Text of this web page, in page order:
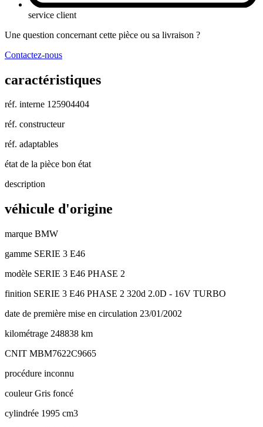
service client
Une question concernant cette pièce ou sa livraison ?
Contactez-nous
caractéristiques
réf. interne 125904404
réf. constructeur
réf. adaptables
état de la pièce bon état
description
véhicule d'origine
marque BMW
gamme SERIE 3 E46
modèle SERIE 3 E46 PHASE 2
finition SERIE 3 E46 PHASE 2 320d 2.0D - 16V TURBO
date de première mise en circulation 23/01/2002
kilométrage 248838 km
CNIT MBM7622C9665
procédure inconnu
couleurGris foncé
cylindrée 1995 cm3